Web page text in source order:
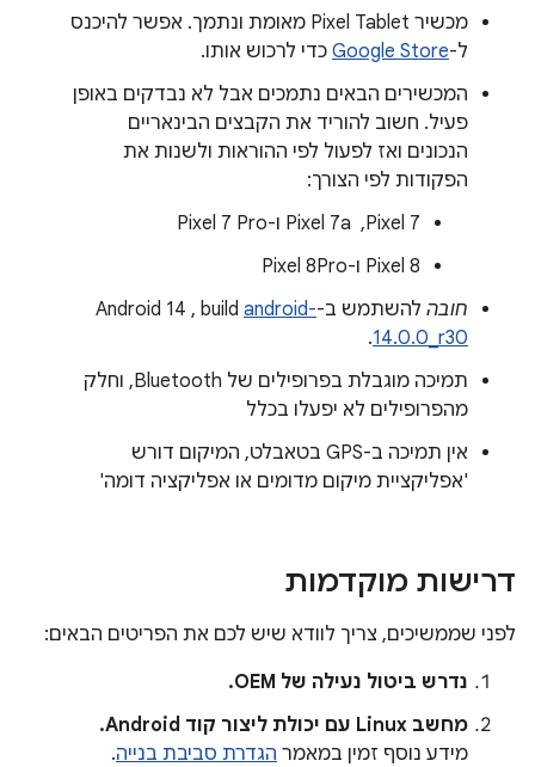
מכשיר Pixel Tablet מאומת ונתמך. אפשר להיכנס
ל-Google Store כדי לרכוש אותו.
המכשירים הבאים נתמכים אבל לא נבדקים באופן
פעיל. חשוב להוריד את הקבצים הבינאריים
הנכונים ואז לפעול לפי ההוראות ולשנות את
הפקודות לפי הצורך:
‫Pixel 7, ‏ Pixel 7a ו-Pixel 7 Pro
‫Pixel 8 ו-Pixel 8Pro
חובה להשתמש ב-Android 14 , buildandroid-
14.0.0_r30
.
תמיכה מוגבלת בפרופילים של Bluetooth, וחלק
מהפרופילים לא יפעלו בכלל
אין תמיכה ב-GPS בטאבלט, המיקום דורש
'אפליקציית מיקום מדומים או אפליקציה דומה'
דרישות מוקדמות
לפני שממשיכים, צריך לוודא שיש לכם את הפריטים הבאים:
נדרש ביטול נעילה של OEM.
מחשב Linux עם יכולת ליצור קוד Android.
מידע נוסף זמין במאמר הגדרת סביבת בנייה.